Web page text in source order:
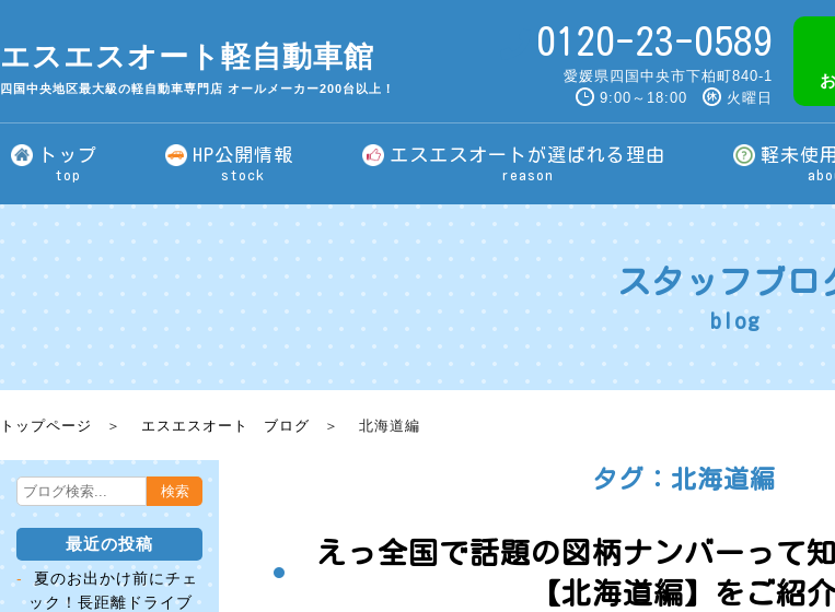
エスエスオート軽自動車館
四国中央地区最大級の軽自動車専門店 オールメーカー200台以上！
0120-23-0589
愛媛県四国中央市下柏町840-1
9:00～18:00
火曜日
トップ
top
HP公開情報
stock
エスエスオートが選ばれる理由
reason
軽未使
スタッフブロ
blog
トップページ エスエスオート ブログ 北海道編
タグ：北海道編
えっ全国で話題の図柄ナンバーって
【北海道編】をご紹
最近の投稿
夏のお出かけ前にチェ
ック！長距離ドライブ